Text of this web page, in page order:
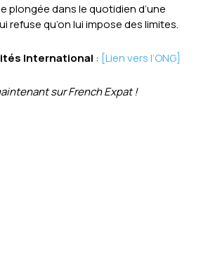
plongée dans le quotidien d’une
refuse qu’on lui impose des limites.
International : [Lien vers l’ONG]
sur French Expat !